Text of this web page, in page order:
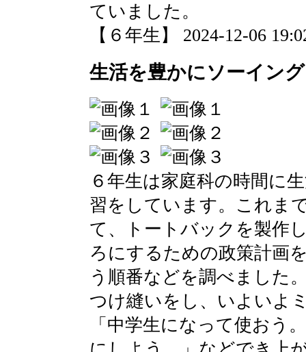
ていました。
【６年生】 2024-12-06
生活を豊かにソーイン
６年生は家庭科の時間に
習をしています。これま
て、トートバックを製作
ろにするための政策計画
う順番などを調べました
つけ縫いをし、いよいよ
「中学生になって使おう